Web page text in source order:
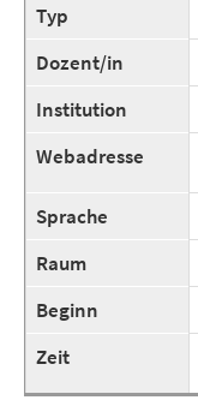
Typ
Dozent/in
Institution
Webadresse
Sprache
Raum
Beginn
Zeit